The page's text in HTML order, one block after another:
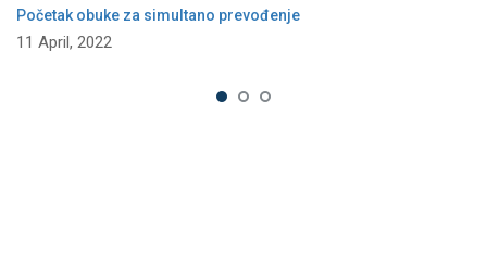
Početak obuke za simultano prevođenje
11 April, 2022